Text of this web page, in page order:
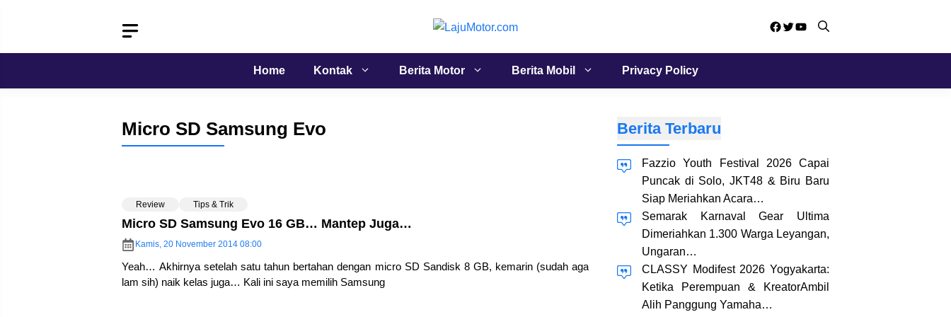
Facebook
Twitter
YouTube
Home Kontak Berita Motor Berita Mobil Privacy Policy
Micro SD Samsung Evo
Review Tips & Trik
Micro SD Samsung Evo 16 GB… Mantep Juga…
Kamis, 20 November 2014 08:00
Yeah… Akhirnya setelah satu tahun bertahan dengan micro SD Sandisk 8 GB, kemarin (sudah aga
lam sih) naik kelas juga… Kali ini saya memilih Samsung
Berita Terbaru
Fazzio Youth Festival 2026 Capai
Puncak di Solo, JKT48 & Biru Baru
Siap Meriahkan Acara…
Semarak Karnaval Gear Ultima
Dimeriahkan 1.300 Warga Leyangan,
Ungaran…
CLASSY Modifest 2026 Yogyakarta:
Ketika Perempuan & KreatorAmbil
Alih Panggung Yamaha…